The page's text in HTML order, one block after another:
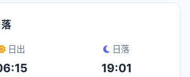
日出 日落
19:01